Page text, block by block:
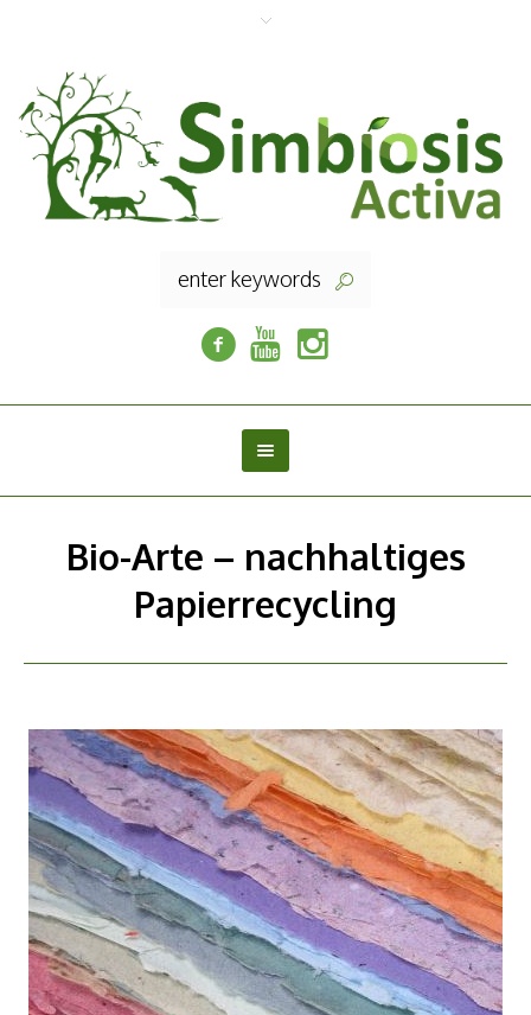
Bio-Arte – nachhaltiges
Papierrecycling